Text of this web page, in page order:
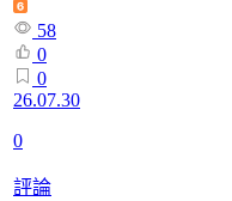
58
0
0
26.07.30
0
評論